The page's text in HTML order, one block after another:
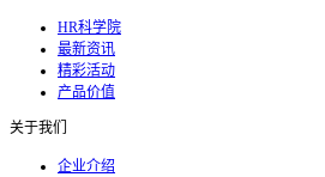
HR科学院
最新资讯
精彩活动
产品价值
关于我们
企业介绍